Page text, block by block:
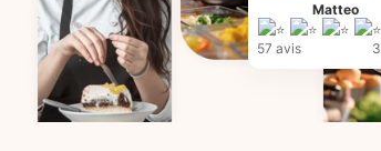
Matteo
57 avis